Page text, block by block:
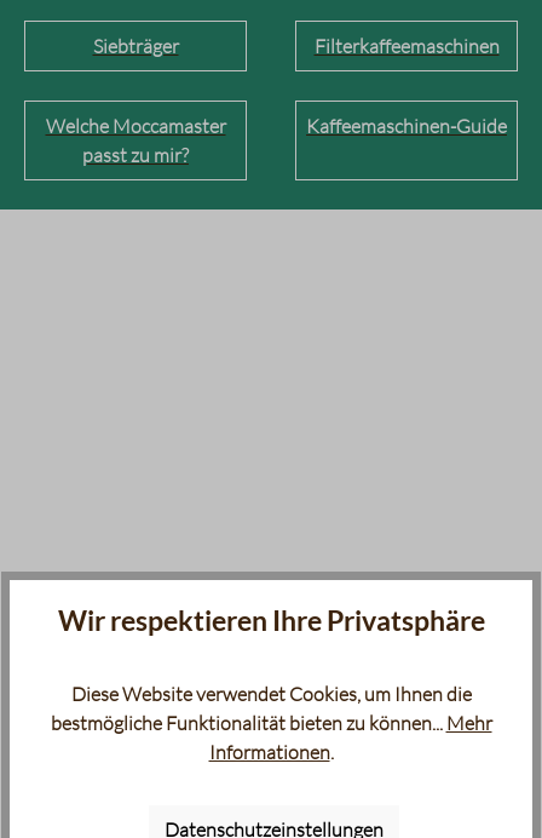
Siebträger Filterkaffeemaschinen
Welche Moccamaster
passt zu mir?
Kaffeemaschinen-Guide
Wir respektieren Ihre Privatsphäre
Diese Website verwendet Cookies, um Ihnen die
bestmögliche Funktionalität bieten zu können... Mehr
Informationen.
Datenschutzeinstellungen